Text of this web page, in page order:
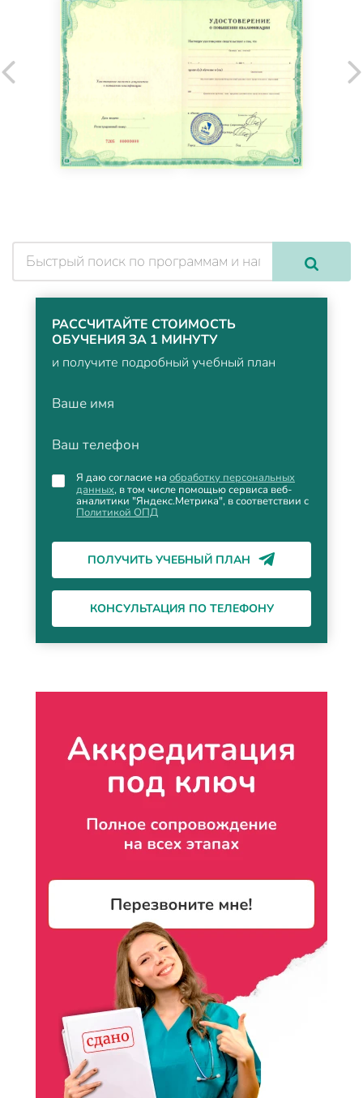
РАССЧИТАЙТЕ СТОИМОСТЬ
ОБУЧЕНИЯ ЗА 1 МИНУТУ
и получите подробный учебный план
Ваше имя
Ваш телефон
Я даю согласие на обработку персональных
данных, в том числе помощью сервиса веб-
аналитики "Яндекс.Метрика", в соответствии с
Политикой ОПД
ПОЛУЧИТЬ УЧЕБНЫЙ ПЛАН
КОНСУЛЬТАЦИЯ ПО ТЕЛЕФОНУ